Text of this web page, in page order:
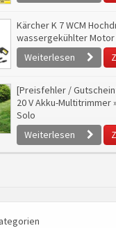
Kärcher K 7 WCM
wassergekühlter Motor
Weiterlesen
[Preisfehler /
20 V Akku-Multitrimmer
Solo
Weiterlesen